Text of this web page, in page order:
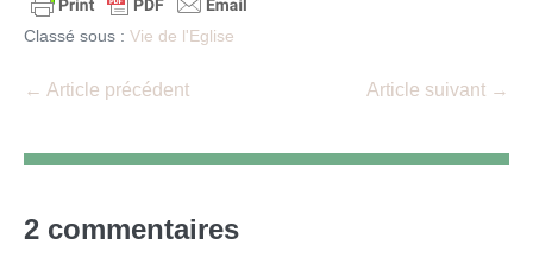
Classé sous : Vie de l'Eglise
Navigation
← Article précédent Article suivant →
2 commentaires